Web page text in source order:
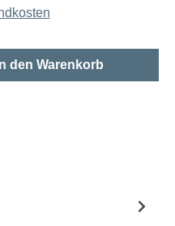
gewünschten
In den Warenkorb